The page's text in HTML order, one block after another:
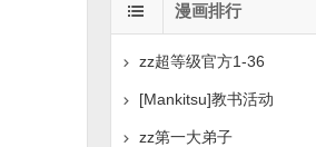
漫画排行
zz超等级官方1-36
[Mankitsu]教书活动
zz第一大弟子